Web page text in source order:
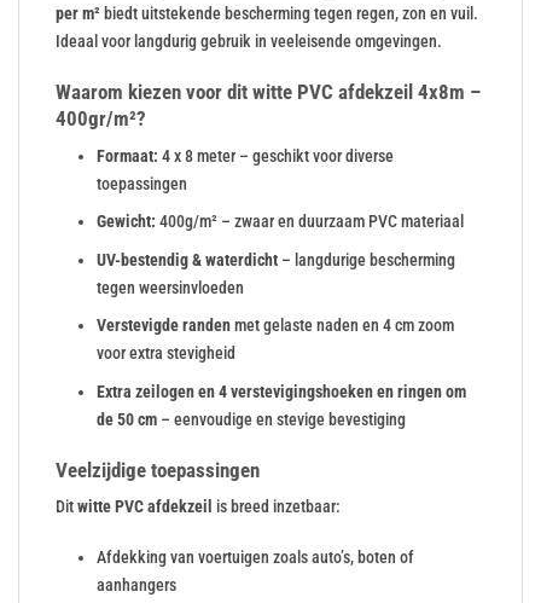
per m² biedt uitstekende bescherming tegen regen, zon en vuil.
Ideaal voor langdurig gebruik in veeleisende omgevingen.​
Waarom kiezen voor dit witte PVC afdekzeil 4x8m –
400gr/m²?
Formaat: 4 x 8 meter – geschikt voor diverse
toepassingen
Gewicht: 400g/m² – zwaar en duurzaam PVC materiaal
UV-bestendig & waterdicht– langdurige bescherming
tegen weersinvloeden
Verstevigde randenmet gelaste naden en 4 cm zoom
voor extra stevigheid
Extra zeilogen en 4 verstevigingshoeken en ringen om
de 50 cm– eenvoudige en stevige bevestiging
Veelzijdige toepassingen
Ditwitte PVC afdekzeil is breed inzetbaar:
Afdekking van voertuigen zoals auto’s, boten of
aanhangers